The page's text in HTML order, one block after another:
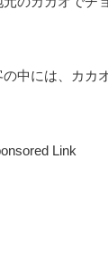
中には、カカ
Link